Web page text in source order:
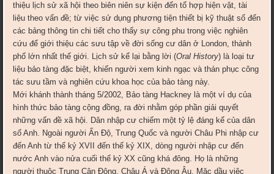
thiệu lịch sử xã hội theo biên niên sự kiện đến tổ hợp hiện vật, tài
liệu theo vấn đề; từ việc sử dụng phương tiện thiết bị kỹ thuật số đến
các bảng thông tin chi tiết cho thấy sự công phu trong việc nghiên
cứu để giới thiệu các sưu tập về đời sống cư dân ở London, thành
phố lớn nhất thế giới. Lịch sử kể lại bằng lời (Oral History) là loại tư
liệu bảo tàng đặc biệt, khiến người xem kinh ngạc và thán phục công
tác sưu tầm và nghiên cứu khoa học của bảo tàng này.
Mới khánh thành tháng 5/2002, Bảo tàng Hackney là một ví dụ của
hình thức bảo tàng cộng đồng, ra đời nhằm góp phần giải quyết
những vấn đề xã hội. Dân nhập cư chiếm một tỷ lệ đáng kể của dân
số Anh. Ngoài người Ấn Độ, Trung Quốc và người Châu Phi nhập cư
đến Anh từ thế kỷ XVII đến thế kỷ XIX, dòng người nhập cư đến
nước Anh vào nửa cuối thế kỷ XX cũng khá đông. Họ là những
người thuộc Trung Cận Đông, Châu Á và Đông Âu. Mặc dầu việc